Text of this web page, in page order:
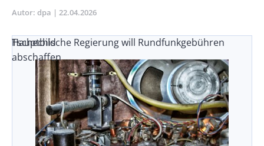
Autor dpa Publikationsdatum
22.04.2026
Tschechische Regierung will Rundfunkgebühren
abschaffen
Hauptbild